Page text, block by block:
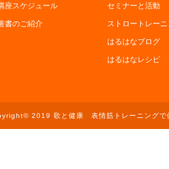
座スケジュール
書のご紹介
セミナーと活動
ストロートレー
はるはなブログ
はるはなレシピ
2019 歌と健康 表情筋トレーニング